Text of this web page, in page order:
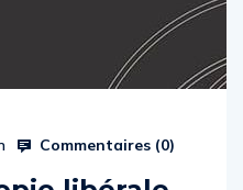
Commentaires (0)